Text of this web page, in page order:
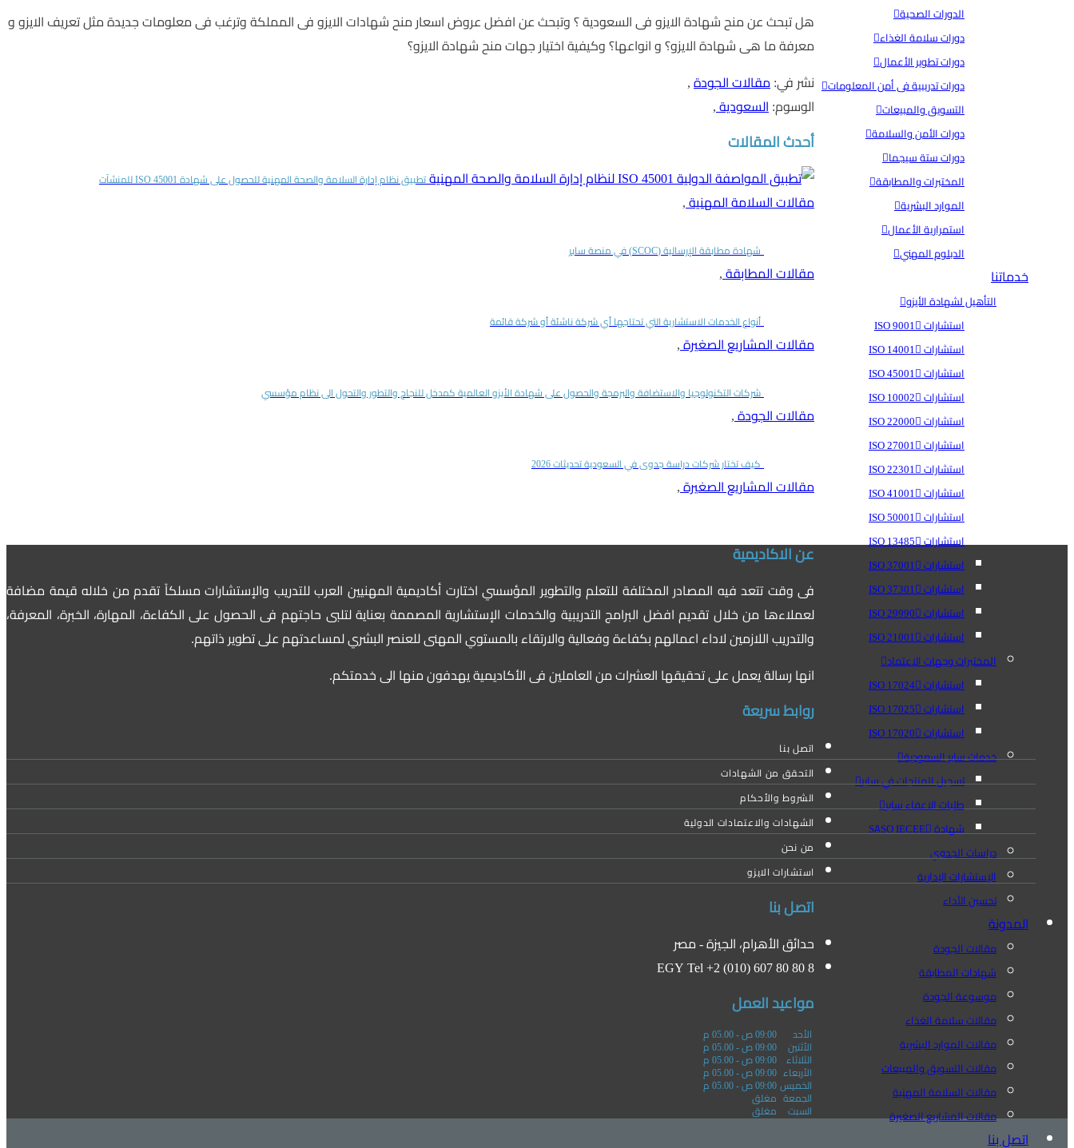
الدورات الصحية
دورات سلامة الغذاء
دورات تطوير الأعمال
دورات تدريبية فى أمن المعلومات
التسويق والمبيعات
دورات الأمن والسلامة
دورات ستة سيجما
المختبرات والمطابقة
الموارد البشرية
استمرارية الأعمال
الدبلوم المهني
خدماتنا
التأهيل لشهادة الأيزو
استشارات ISO 9001
استشارات ISO 14001
استشارات ISO 45001
استشارات ISO 10002
استشارات ISO 22000
استشارات ISO 27001
استشارات ISO 22301
استشارات ISO 41001
استشارات ISO 50001
استشارات ISO 13485
استشارات ISO 37001
استشارات ISO 37301
استشارات ISO 29990
استشارات ISO 21001
المختبرات وجهات الاعتماد
استشارات ISO 17024
استشارات ISO 17025
استشارات ISO 17020
خدمات سابر السعودية
تسجيل المنتجات في سابر
طلبات الاعفاء سابر
شهادة SASO IECEE
دراسات الجدوي
الإستشارات الإدارية
تحسين الأداء
المدونة
مقالات الجودة
شهادات المطابقة
موسوعة الجودة
مقالات سلامة الغذاء
مقالات الموارد البشرية
مقالات التسويق والمبيعات
مقالات السلامة المهنية
مقالات المشاريع الصغيرة
اتصل بنا
هل تبحث عن منح شهادة الايزو فى السعودية ؟ وتبحث عن افضل عروض اسعار منح شهادات الايزو فى المملكة وترغب فى معلومات جديدة مثل تعريف الايزو و
معرفة ما هى شهادة الايزو؟ و انواعها؟ وكيفية اختيار جهات منح شهادة الايزو؟
نشر في:مقالات الجودة,
الوسوم:السعودية,
أحدث المقالات
تطبيق نظام إدارة السلامة والصحة المهنية للحصول على شهادة ISO 45001 للمنشآت
مقالات السلامة المهنية,
شهادة مطابقة الإرسالية (SCOC) في منصة سابر
مقالات المطابقة,
أنواع الخدمات الاستشارية التي تحتاجها أي شركة ناشئة أو شركة قائمة
مقالات المشاريع الصغيرة,
شركات التكنولوجيا والاستضافة والبرمجة والحصول على شهادة الأيزو العالمية كمدخل للنجاح والتطور والتحول الى نظام مؤسسي
مقالات الجودة,
كيف تختار شركات دراسة جدوى في السعودية تحديثات 2026
مقالات المشاريع الصغيرة,
عن الاكاديمية
فى وقت تتعد فيه المصادر المختلفة للتعلم والتطوير المؤسسي اختارت أكاديمية المهنيين العرب للتدريب والإستشارات مسلكاً تقدم من خلاله قيمة مضافة
لعملاءها من خلال تقديم افضل البرامج التدريبية والخدمات الإستشارية المصممة بعناية لتلبى حاجتهم فى الحصول على الكفاءة، المهارة، الخبرة، المعرفة،
والتدريب اللازمين لاداء اعمالهم بكفاءة وفعالية والارتقاء بالمستوي المهنى للعنصر البشري لمساعدتهم على تطوير ذاتهم.
انها رسالة يعمل على تحقيقها العشرات من العاملين فى الأكاديمية يهدفون منها الى خدمتكم.
روابط سريعة
اتصل بنا
التحقق من الشهادات
الشروط والأحكام
الشهادات والاعتمادات الدولية
من نحن
استشارات الايزو
اتصل بنا
حدائق الأهرام، الجيزة - مصر
EGY Tel +2 (010) 607 80 80 8
مواعيد العمل
الأحد 09:00 ص - 05.00 م
الأثنين 09:00 ص - 05.00 م
الثلاثاء 09:00 ص - 05.00 م
الأربعاء 09:00 ص - 05.00 م
الخميس09:00 ص - 05.00 م
الجمعة مغلق
السبت مغلق